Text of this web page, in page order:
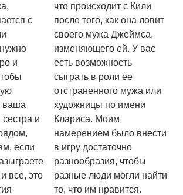
с
и
ваша
и
если
все, это
что происходит с Кили
после того, как она ловит
своего мужа Джеймса,
изменяющего ей. У вас
есть возможность
сыграть в роли ее
отстраненного мужа или
художницы по имени
Клариса. Моим
намерением было внести
в игру достаточно
разнообразия, чтобы
разные люди могли найти
то, что им нравится.